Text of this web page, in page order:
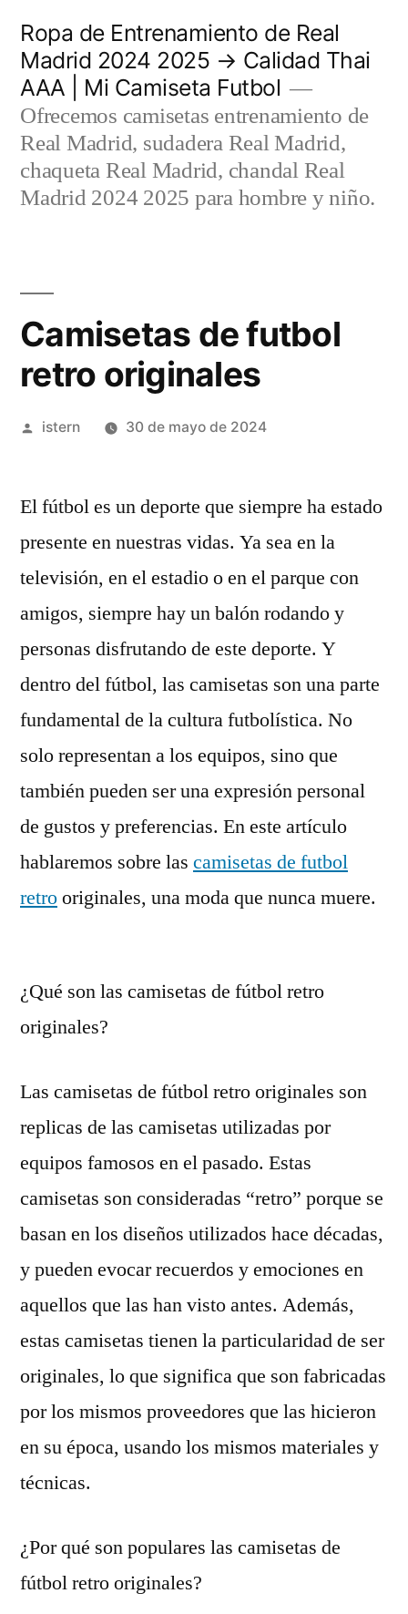
contenido
Ropa de Entrenamiento de Real
Madrid 2024 2025 → Calidad Thai
AAA | Mi Camiseta Futbol
Ofrecemos camisetas entrenamiento de
Real Madrid, sudadera Real Madrid,
chaqueta Real Madrid, chandal Real
Madrid 2024 2025 para hombre y niño.
Camisetas de futbol
retro originales
Publicado
istern 30 de mayo de 2024
El fútbol es un deporte que siempre ha estado
presente en nuestras vidas. Ya sea en la
televisión, en el estadio o en el parque con
amigos, siempre hay un balón rodando y
personas disfrutando de este deporte. Y
dentro del fútbol, las camisetas son una parte
fundamental de la cultura futbolística. No
solo representan a los equipos, sino que
también pueden ser una expresión personal
de gustos y preferencias. En este artículo
hablaremos sobre las camisetas de futbol
retrooriginales, una moda que nunca muere.
¿Qué son las camisetas de fútbol retro
originales?
Las camisetas de fútbol retro originales son
replicas de las camisetas utilizadas por
equipos famosos en el pasado. Estas
camisetas son consideradas “retro” porque se
basan en los diseños utilizados hace décadas,
y pueden evocar recuerdos y emociones en
aquellos que las han visto antes. Además,
estas camisetas tienen la particularidad de ser
originales, lo que significa que son fabricadas
por los mismos proveedores que las hicieron
en su época, usando los mismos materiales y
técnicas.
¿Por qué son populares las camisetas de
fútbol retro originales?